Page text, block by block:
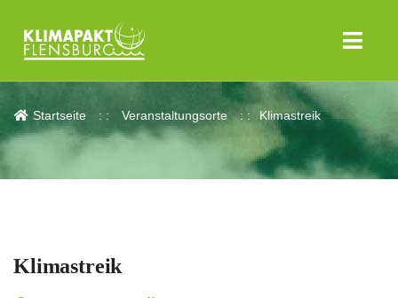
Klimastreik
Startseite Veranstaltungsorte Klimastreik
Klimastreik